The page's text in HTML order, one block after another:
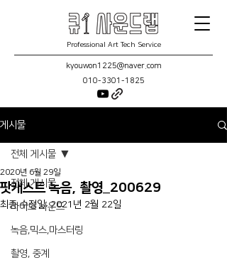
Professional Art Tech Service
kyouwon1225@naver.com
010-3301-1825
게시물
전체 게시물
라이브 사운드
녹음,믹스,마스터링
촬영, 중계
전체 게시물
팟캐스트 녹음, 촬영_200629
2020년 6월 29일
최종 수정일:2021년 2월 22일